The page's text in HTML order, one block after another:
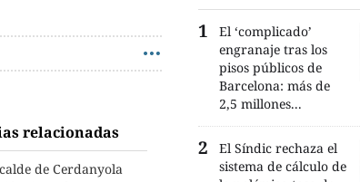
relacionadas
de Cerdanyola
El ‘complicado’
engranaje tras los
pisos públicos de
Barcelona: más de
2,5 millones...
El Síndic rechaza el
sistema de cálculo de